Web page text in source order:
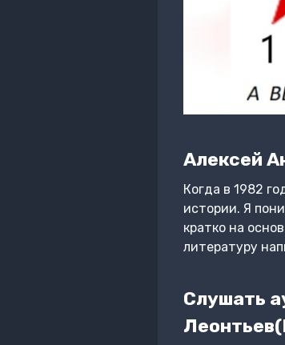
Алексей
Когда в 1982
истории. Я
кратко на
литературу
Слушать